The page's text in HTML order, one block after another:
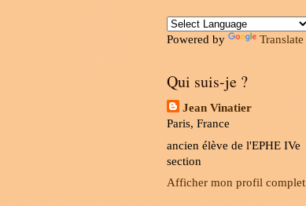
Powered by Translate
Qui suis-je ?
Jean Vinatier
Paris, France
ancien élève de l'EPHE IVe
section
Afficher mon profil complet